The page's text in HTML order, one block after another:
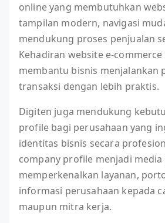
online yang membutuhkan
tampilan modern, navigasi
mendukung proses penjualan
Kehadiran website e-
membantu bisnis menjalankan
transaksi dengan lebih praktis.
Digiten juga mendukung
profile bagi perusahaan yang
identitas bisnis secara
company profile menjadi
memperkenalkan layanan,
informasi perusahaan kepada
maupun mitra kerja.